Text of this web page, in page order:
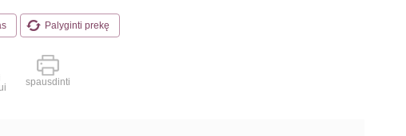
Palyginti prekę
spausdinti